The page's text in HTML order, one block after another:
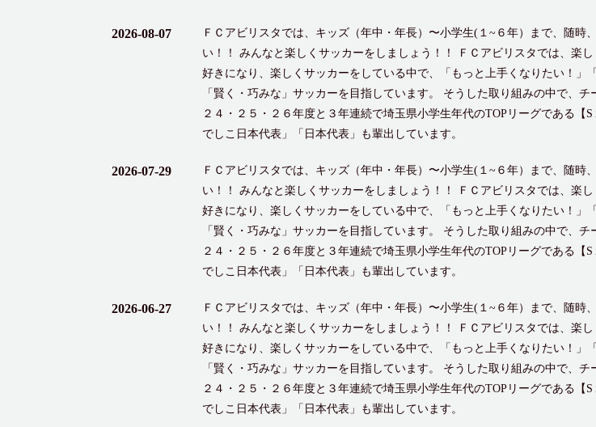
2026-08-07
ＦＣアビリスタでは、キッズ（年中・年長）〜小学生(１~６年）まで、随
い！！ みんなと楽しくサッカーをしましょう！！ ＦＣアビリスタでは、楽
好きになり、楽しくサッカーをしている中で、「もっと上手くなりたい！
「賢く・巧みな」サッカーを目指しています。 そうした取り組みの中で、
２４・２５・２６年度と３年連続で埼玉県小学生年代のTOPリーグである
でしこ日本代表」「日本代表」も輩出しています。
2026-07-29
ＦＣアビリスタでは、キッズ（年中・年長）〜小学生(１~６年）まで、随
い！！ みんなと楽しくサッカーをしましょう！！ ＦＣアビリスタでは、楽
好きになり、楽しくサッカーをしている中で、「もっと上手くなりたい！
「賢く・巧みな」サッカーを目指しています。 そうした取り組みの中で、
２４・２５・２６年度と３年連続で埼玉県小学生年代のTOPリーグである
でしこ日本代表」「日本代表」も輩出しています。
2026-06-27
ＦＣアビリスタでは、キッズ（年中・年長）〜小学生(１~６年）まで、随
い！！ みんなと楽しくサッカーをしましょう！！ ＦＣアビリスタでは、楽
好きになり、楽しくサッカーをしている中で、「もっと上手くなりたい！
「賢く・巧みな」サッカーを目指しています。 そうした取り組みの中で、
２４・２５・２６年度と３年連続で埼玉県小学生年代のTOPリーグである
でしこ日本代表」「日本代表」も輩出しています。